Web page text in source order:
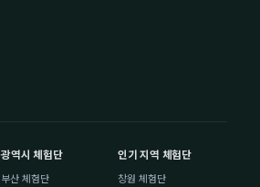
광역시 체험단
부산 체험단
인기 지역 체험단
창원 체험단